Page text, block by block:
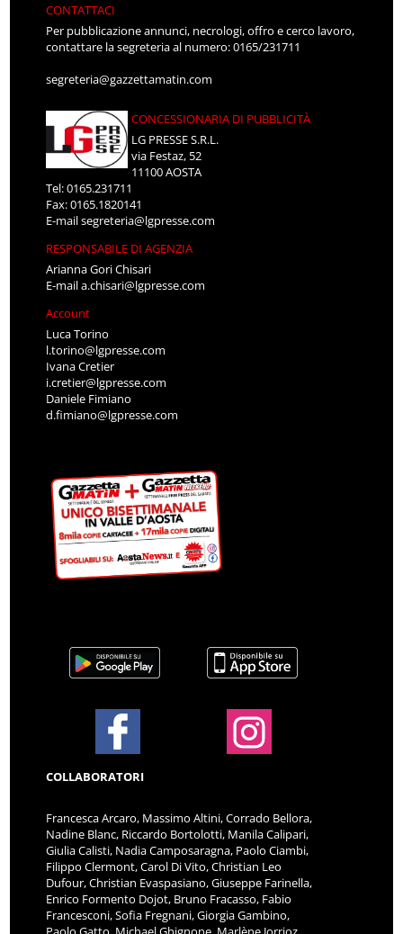
CONTATTACI
Per pubblicazione annunci, necrologi, offro e cerco lavoro,
contattare la segreteria al numero: 0165/231711
segreteria@gazzettamatin.com
CONCESSIONARIA DI PUBBLICITÀ
LG PRESSE S.R.L.
via Festaz, 52
11100 AOSTA
Tel: 0165.231711
Fax: 0165.1820141
E-mailsegreteria@lgpresse.com
RESPONSABILE DI AGENZIA
Arianna Gori Chisari
E-maila.chisari@lgpresse.com
Account
Luca Torino
l.torino@lgpresse.com
Ivana Cretier
i.cretier@lgpresse.com
Daniele Fimiano
d.fimiano@lgpresse.com
COLLABORATORI
Francesca Arcaro, Massimo Altini, Corrado Bellora,
Nadine Blanc, Riccardo Bortolotti, Manila Calipari,
Giulia Calisti, Nadia Camposaragna, Paolo Ciambi,
Filippo Clermont, Carol Di Vito, Christian Leo
Dufour, Christian Evaspasiano, Giuseppe Farinella,
Enrico Formento Dojot, Bruno Fracasso, Fabio
Francesconi, Sofia Fregnani, Giorgia Gambino,